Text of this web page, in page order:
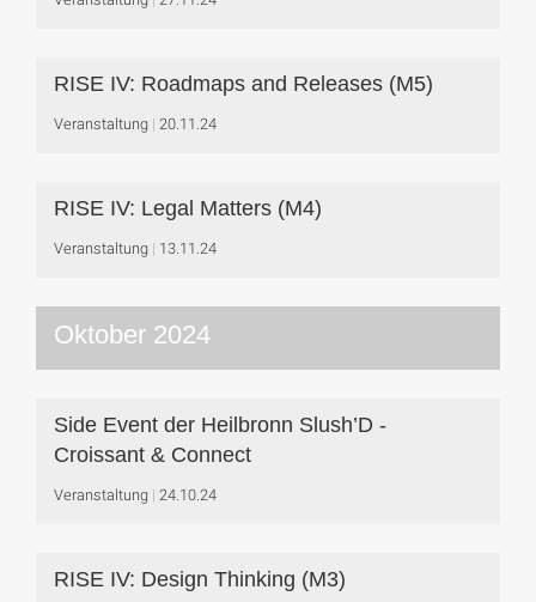
RISE IV: Roadmaps and Releases (M5)
Veranstaltung 20.11.24
RISE IV: Legal Matters (M4)
Veranstaltung 13.11.24
Oktober 2024
Side Event der Heilbronn Slush’D -
Croissant & Connect
Veranstaltung 24.10.24
RISE IV: Design Thinking (M3)